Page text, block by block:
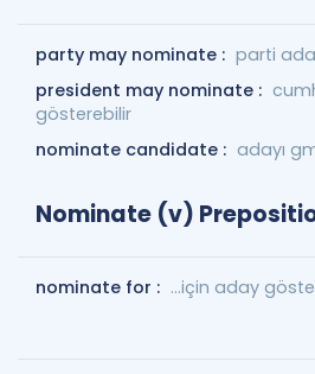
party may nominate : parti
president may nominate :
gösterebilir
nominate candidate : adayı
Nominate (v)
nominate for : ...için aday